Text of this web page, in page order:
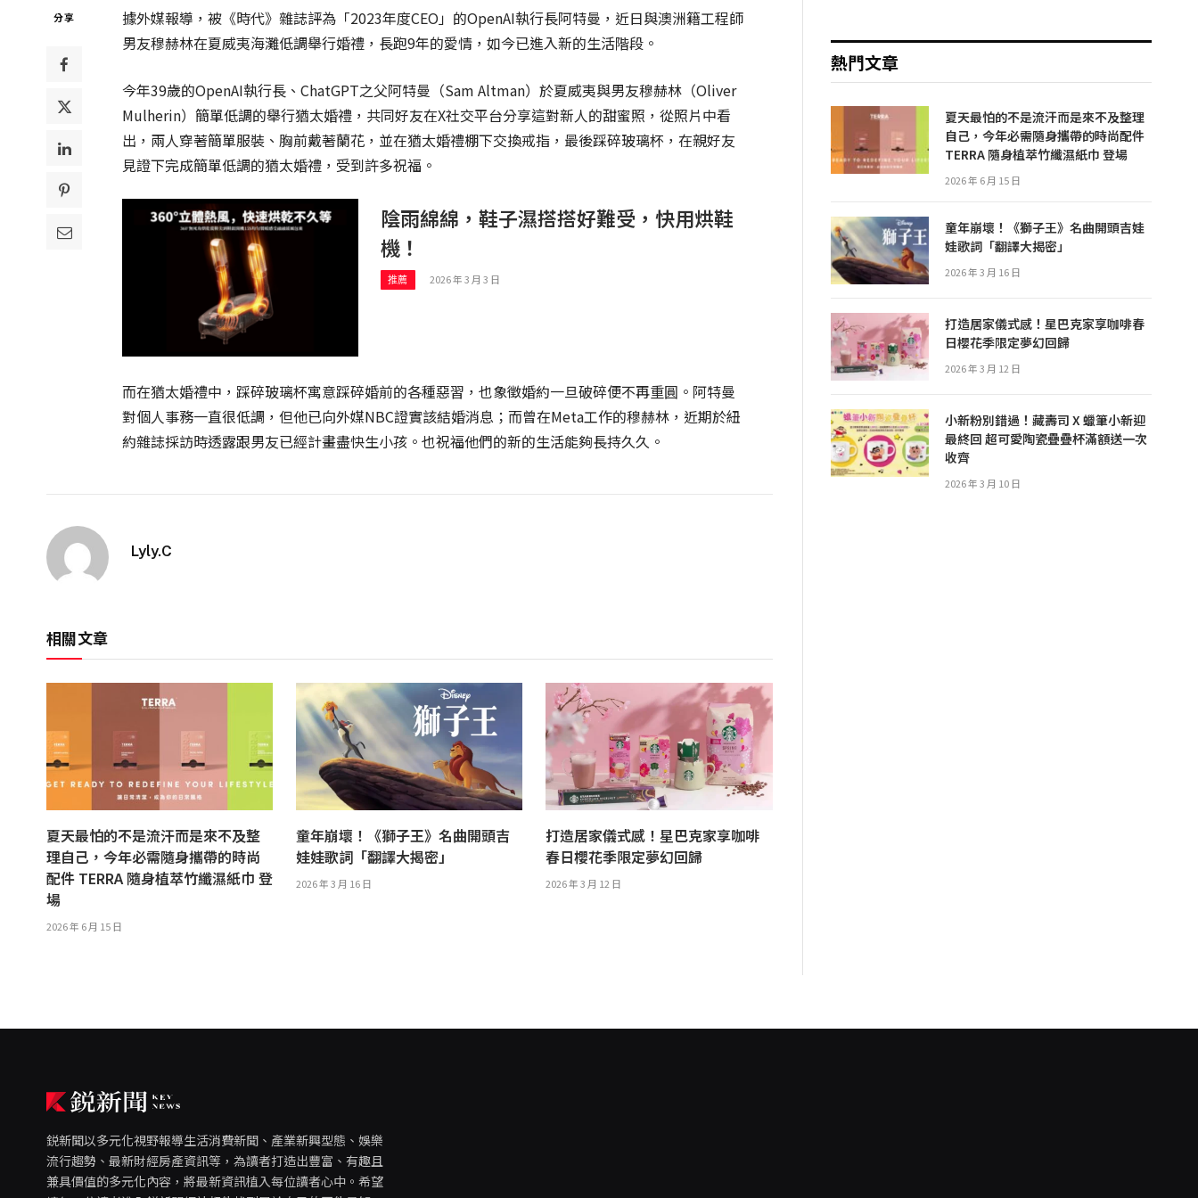
分享
據外媒報導，被《時代》雜誌評為「2023年度CEO」的OpenAI執行長阿特曼，近日與澳洲籍工程師
男友穆赫林在夏威夷海灘低調舉行婚禮，長跑9年的愛情，如今已進入新的生活階段。
今年39歲的OpenAI執行長、ChatGPT之父阿特曼（Sam Altman）於夏威夷與男友穆赫林（Oliver
Mulherin）簡單低調的舉行猶太婚禮，共同好友在X社交平台分享這對新人的甜蜜照，從照片中看
出，兩人穿著簡單服裝、胸前戴著蘭花，並在猶太婚禮棚下交換戒指，最後踩碎玻璃杯，在親好友
見證下完成簡單低調的猶太婚禮，受到許多祝福。
陰雨綿綿，鞋子濕搭搭好難受，快用烘鞋
機！
推薦 2026 年 3 月 3 日
而在猶太婚禮中，踩碎玻璃杯寓意踩碎婚前的各種惡習，也象徵婚約一旦破碎便不再重圓。阿特曼
對個人事務一直很低調，但他已向外媒NBC證實該結婚消息；而曾在Meta工作的穆赫林，近期於紐
約雜誌採訪時透露跟男友已經計畫盡快生小孩。也祝福他們的新的生活能夠長持久久。
Lyly.C
相關文章
夏天最怕的不是流汗而是來不及整
理自己，今年必需隨身攜帶的時尚
配件 TERRA 隨身植萃竹纖濕紙巾 登
場
2026 年 6 月 15 日
童年崩壞！《獅子王》名曲開頭吉
娃娃歌詞「翻譯大揭密」
2026 年 3 月 16 日
打造居家儀式感！星巴克家享咖啡
春日櫻花季限定夢幻回歸
2026 年 3 月 12 日
熱門文章
夏天最怕的不是流汗而是來不及整理
自己，今年必需隨身攜帶的時尚配件
TERRA 隨身植萃竹纖濕紙巾 登場
2026 年 6 月 15 日
童年崩壞！《獅子王》名曲開頭吉娃
娃歌詞「翻譯大揭密」
2026 年 3 月 16 日
打造居家儀式感！星巴克家享咖啡春
日櫻花季限定夢幻回歸
2026 年 3 月 12 日
小新粉別錯過！藏壽司 X 蠟筆小新迎
最終回 超可愛陶瓷疊疊杯滿額送一次
收齊
2026 年 3 月 10 日
鋭新聞以多元化視野報導生活消費新聞、產業新興型態、娛樂
流行趨勢、最新財經房產資訊等，為讀者打造出豐富、有趣且
兼具價值的多元化內容，將最新資訊植入每位讀者心中。希望